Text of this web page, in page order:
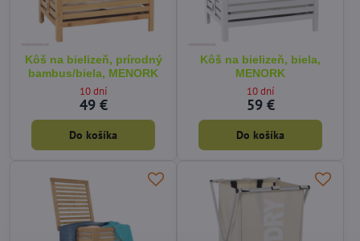
Kôš na bielizeň, prírodný
bambus/biela, MENORK
10 dní
49 €
Do košíka
Kôš na bielizeň, biela,
MENORK
10 dní
59 €
Do košíka